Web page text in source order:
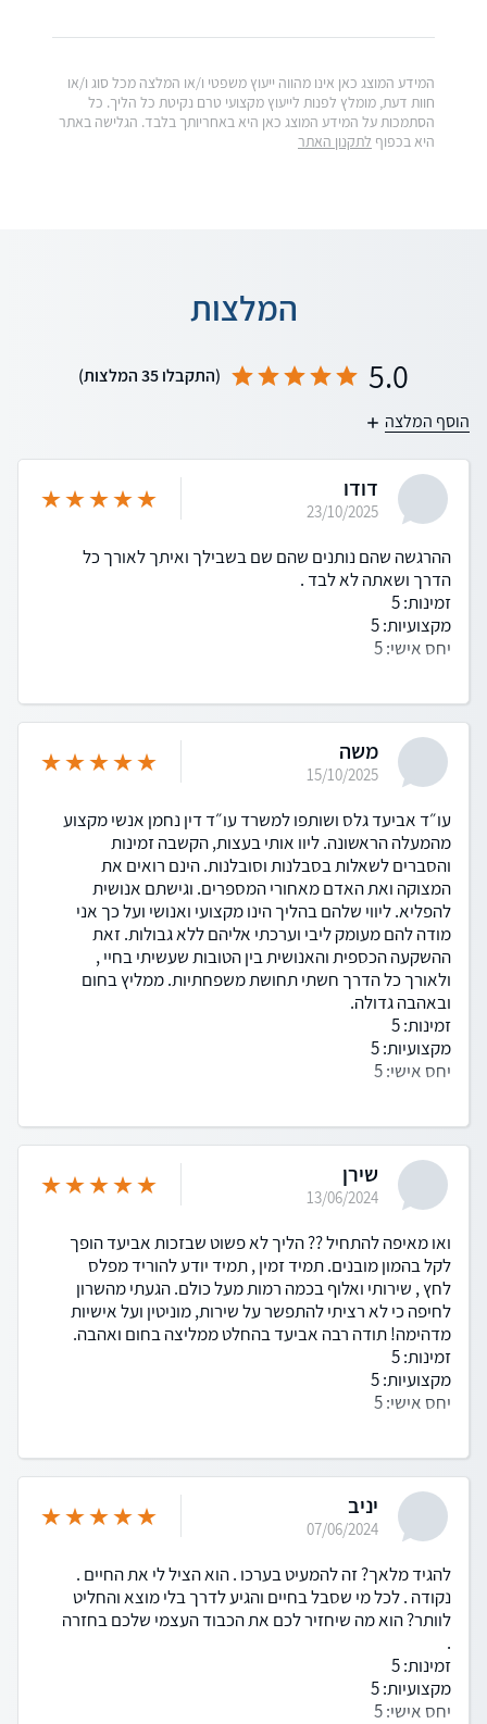
המידע המוצג כאן אינו מהווה ייעוץ משפטי ו/או המלצה מכל סוג ו/או
חוות דעת, מומלץ לפנות לייעוץ מקצועי טרם נקיטת כל הליך. כל
הסתמכות על המידע המוצג כאן היא באחריותך בלבד. הגלישה באתר
היא בכפוף לתקנון האתר
המלצות
הוסף המלצה
5.0 (התקבלו 35 המלצות)
דודו
23/10/2025
ההרגשה שהם נותנים שהם שם בשבילך ואיתך לאורך כל
הדרך ושאתה לא לבד .
זמינות: 5
מקצועיות: 5
יחס אישי: 5
משה
15/10/2025
עו״ד אביעד גלס ושותפו למשרד עו״ד דין נחמן אנשי מקצוע
מהמעלה הראשונה. ליוו אותי בעצות, הקשבה זמינות
והסברים לשאלות בסבלנות וסובלנות. הינם רואים את
המצוקה ואת האדם מאחורי המספרים. וגישתם אנושית
להפליא. ליווי שלהם בהליך הינו מקצועי ואנושי ועל כך אני
מודה להם מעומק ליבי וערכתי אליהם ללא גבולות. זאת
ההשקעה הכספית והאנושית בין הטובות שעשיתי בחיי ,
ולאורך כל הדרך חשתי תחושת משפחתיות. ממליץ בחום
ובאהבה גדולה.
זמינות: 5
מקצועיות: 5
יחס אישי: 5
שירן
13/06/2024
ואו מאיפה להתחיל ?? הליך לא פשוט שבזכות אביעד הופך
לקל בהמון מובנים. תמיד זמין , תמיד יודע להוריד מפלס
לחץ , שירותי ואלוף בכמה רמות מעל כולם. הגעתי מהשרון
לחיפה כי לא רציתי להתפשר על שירות, מוניטין ועל אישיות
מדהימה! תודה רבה אביעד בהחלט ממליצה בחום ואהבה.
זמינות: 5
מקצועיות: 5
יחס אישי: 5
יניב
07/06/2024
להגיד מלאך? זה להמעיט בערכו . הוא הציל לי את החיים .
נקודה . לכל מי שסבל בחיים והגיע לדרך בלי מוצא והחליט
לוותר? הוא מה שיחזיר לכם את הכבוד העצמי שלכם בחזרה
.
זמינות: 5
מקצועיות: 5
יחס אישי: 5